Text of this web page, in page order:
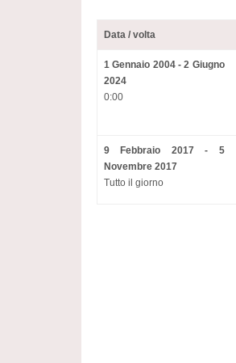
Data / volta
1 Gennaio 2004 - 2 Giugno
2024
0:00
9 Febbraio 2017 - 5
Novembre 2017
Tutto il giorno